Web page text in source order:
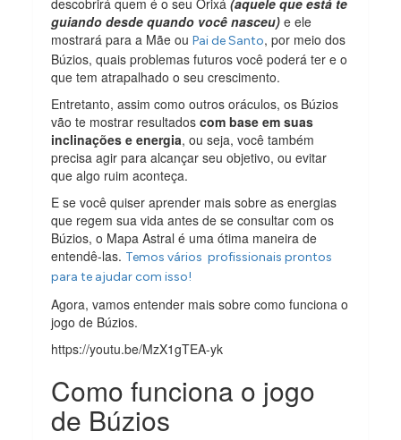
guiando desde quando você nasceu) e ele
mostrará para a Mãe ouPai de Santo, por meio dos
Búzios, quais problemas futuros você poderá ter e o
que tem atrapalhado o seu crescimento.
Entretanto, assim como outros oráculos, os Búzios
vão te mostrar resultadoscom base em suas
inclinações e energia, ou seja, você também
precisa agir para alcançar seu objetivo, ou evitar
que algo ruim aconteça.
E se você quiser aprender mais sobre as energias
que regem sua vida antes de se consultar com os
Búzios, o Mapa Astral é uma ótima maneira de
entendê-las. Temos vários profissionais prontos
para te ajudar com isso!
Agora, vamos entender mais sobre como funciona o
jogo de Búzios.
https://youtu.be/MzX1gTEA-yk
Como funciona o jogo
de Búzios